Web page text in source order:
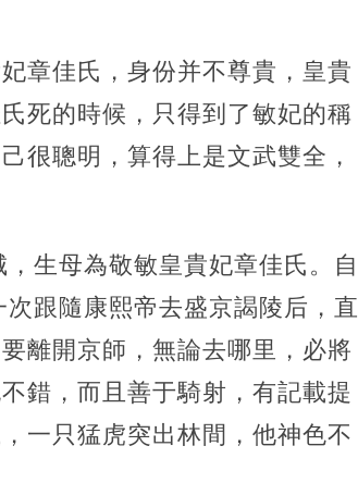
章佳氏，身份并不尊貴，皇貴
死的時候，只得到了敏妃的稱
很聰明，算得上是文武雙全，
生母為敬敏皇貴妃章佳氏。自
跟隨康熙帝去盛京謁陵后，直
離開京師，無論去哪里，必將
錯，而且善于騎射，有記載提
一只猛虎突出林間，他神色不